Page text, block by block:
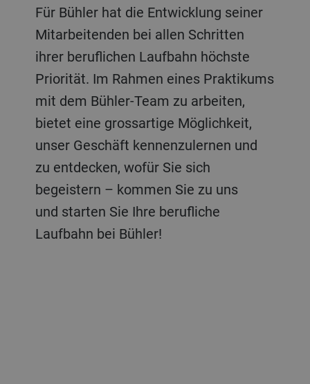
Für Bühler hat die Entwicklung seiner
Mitarbeitenden bei allen Schritten
ihrer beruflichen Laufbahn höchste
Priorität. Im Rahmen eines Praktikums
mit dem Bühler-Team zu arbeiten,
bietet eine grossartige Möglichkeit,
unser Geschäft kennenzulernen und
zu entdecken, wofür Sie sich
begeistern – kommen Sie zu uns
und starten Sie Ihre berufliche
Laufbahn bei Bühler!